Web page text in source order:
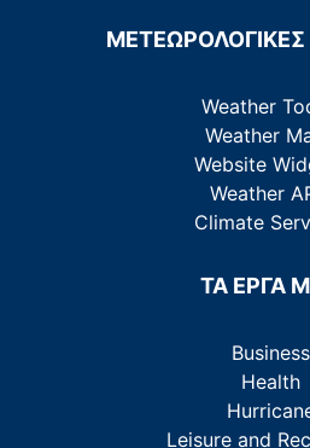
ΜΕΤΕΩΡΟΛΟΓΙΚΕΣ
Weather
Weather
Website
Weather
Climate
ΤΑ ΕΡΓΑ
Business
Health
Leisure and